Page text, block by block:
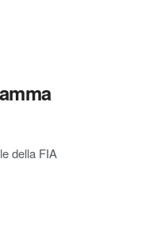
della FIA